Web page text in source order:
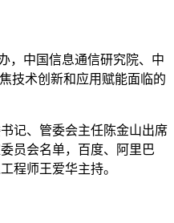
，中国信息通信研究院、中
技术创新和应用赋能面临的
记、管委会主任陈金山出席
员会名单，百度、阿里巴
程师王爱华主持。